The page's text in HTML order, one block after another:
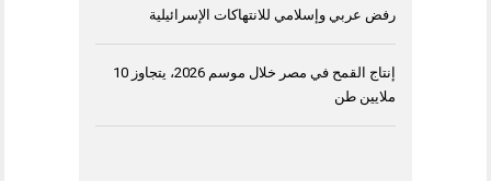
رفض عربي وإسلامي للانتهاكات الإسرائيلية
إنتاج القمح في مصر خلال موسم 2026، يتجاوز 10
ملايين طن